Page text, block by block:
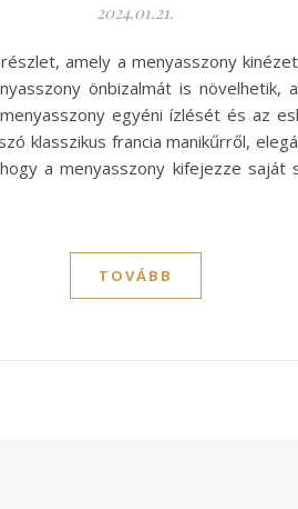
2024.01.21.
amely a menyasszony
önbizalmát is
egyéni ízlését és az
klasszikus francia manikűrről,
a menyasszony kifejezze saját
TOVÁBB